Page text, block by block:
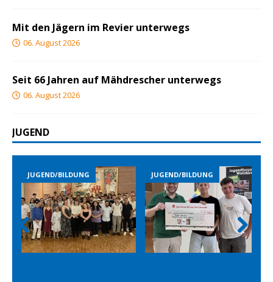
Mit den Jägern im Revier unterwegs
06. August 2026
Seit 66 Jahren auf Mähdrescher unterwegs
06. August 2026
JUGEND
BILDUNG JUGEND/BILDUNG
Prev
ious
Nex
t